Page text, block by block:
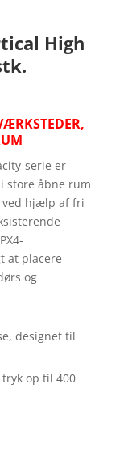
High
serie er
store åbne rum
ved hjælp af fri
at placere
og
designet til
op til 400